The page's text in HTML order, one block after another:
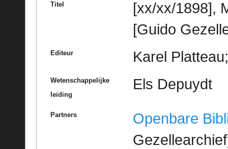
Titel
[xx/xx/1898],
[Guido
Editeur Karel
Wetenschappelijke
leiding
Els Depuydt
Partners
Openbare